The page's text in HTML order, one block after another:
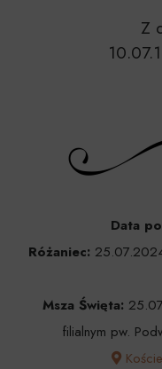
Z
Data
Różaniec:
Msza Święta:
filialnym pw.